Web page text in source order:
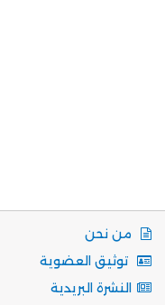
من نحن
توثيق العضوية
النشرة البريدية